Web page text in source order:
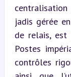
jadis gérée
de relais, est
Postes
contrôles